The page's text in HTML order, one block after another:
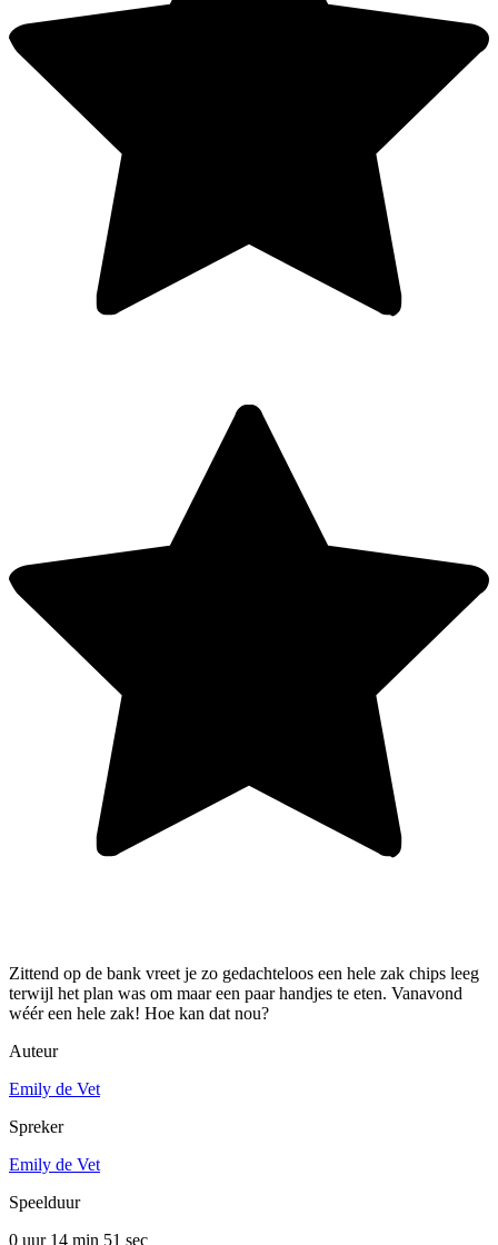
Zittend op de bank vreet je zo gedachteloos een hele zak chips leeg
terwijl het plan was om maar een paar handjes te eten. Vanavond
wéér een hele zak! Hoe kan dat nou?
Auteur
Emily de Vet
Spreker
Emily de Vet
Speelduur
0 uur 14 min 51 sec